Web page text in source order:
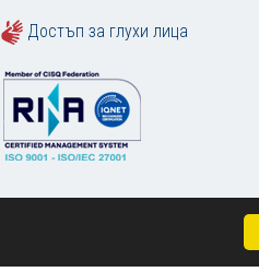
Достъп за глухи лица